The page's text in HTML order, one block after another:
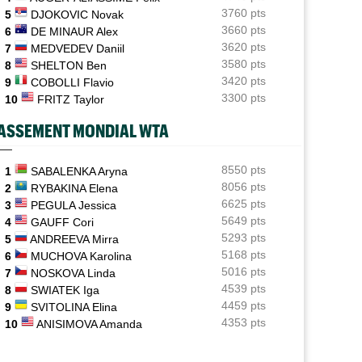
demie en Chal'
10:11
ATP - Montréal
Pour son "retour", Arthur Fils est en huitièmes et
rassure
09:35
ATP - Montréal
Une semaine après Washington, Rafa Jodar dompte
encore Musetti
ATP / WTA
Tous les résultats de ce jeudi 6 août 2026 et de la nuit
09:00
ATP - Montréal
Rinderknech profite de l'abandon de Tiafoe et file en
huitièmes
5
DJOKOVIC Novak
3760 pts
6
DE MINAUR Alex
3660 pts
7
MEDVEDEV Daniil
3620 pts
8
SHELTON Ben
3580 pts
9
COBOLLI Flavio
3420 pts
10
FRITZ Taylor 3300 pts
MONDIAL WTA
1 SABALENKA Aryna
8550 pts
2
RYBAKINA Elena
8056 pts
3
PEGULA Jessica
6625 pts
4
GAUFF Cori
5649 pts
5
ANDREEVA Mirra
5293 pts
6
MUCHOVA Karolina
5168 pts
7
NOSKOVA Linda
5016 pts
8
SWIATEK Iga
4539 pts
9
SVITOLINA Elina
4459 pts
10
ANISIMOVA Amanda 4353 pts